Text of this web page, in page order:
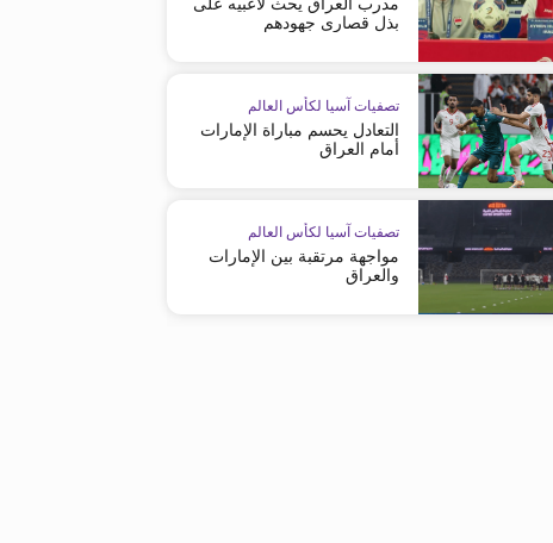
بذل قصارى جهودهم
تصفيات آسيا لكأس العالم
التعادل يحسم مباراة الإمارات
أمام العراق
تصفيات آسيا لكأس العالم
مواجهة مرتقبة بين الإمارات
والعراق